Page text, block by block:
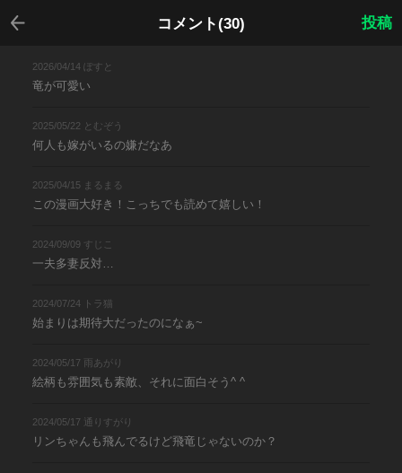
コメント(30)
戻る
投稿
2026/04/14 ぽすと
竜が可愛い
2025/05/22 とむぞう
何人も嫁がいるの嫌だなあ
2025/04/15 まるまる
この漫画大好き！こっちでも読めて嬉しい！
2024/09/09 すじこ
一夫多妻反対…
2024/07/24 トラ猫
始まりは期待大だったのになぁ~
2024/05/17 雨あがり
絵柄も雰囲気も素敵、それに面白そう^ ^
2024/05/17 通りすがり
リンちゃんも飛んでるけど飛竜じゃないのか？